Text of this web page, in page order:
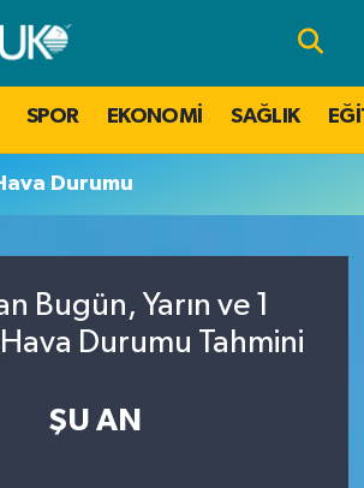
SPOR EKONOMİ SAĞLIK
Durumu
Bugün, Yarın ve 1
Durumu Tahmini
ŞU AN
Durumu ve Fikstür